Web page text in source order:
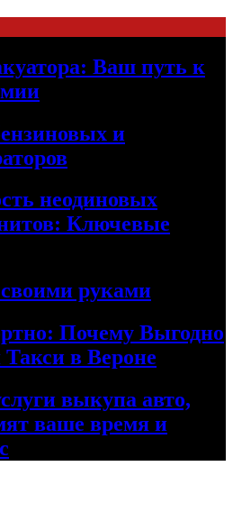
Ваш путь к
и
неодиновых
Ключевые
руками
Почему Выгодно
Такси в Вероне
выкупа авто,
ваше время и